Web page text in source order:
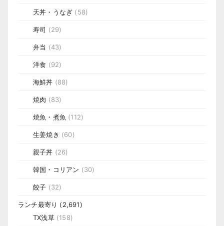
天丼・うなぎ (58)
寿司 (29)
弁当 (43)
洋食 (92)
海鮮丼 (88)
焼肉 (83)
焼魚・煮魚 (112)
生姜焼き (60)
親子丼 (26)
韓国・コリアン (30)
餃子 (32)
ランチ最寄り (2,691)
TX浅草(158)